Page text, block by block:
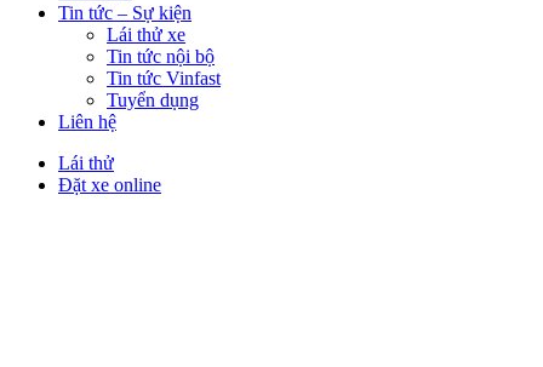
Tin tức – Sự kiện
Lái thử xe
Tin tức nội bộ
Tin tức Vinfast
Tuyển dụng
Liên hệ
Lái thử
Đặt xe online